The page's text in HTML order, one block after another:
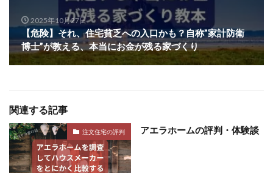
2025年10月27日
【危険】それ、住宅貧乏への入口かも？自称”家計防衛
博士”が教える、本当にお金が残る家づくり
関連する記事
注文住宅の評判 アエラホームの評判・体験談